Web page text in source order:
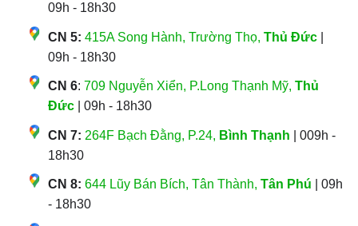
09h - 18h30
CN 5: 415A Song Hành, Trường Thọ, Thủ Đức
09h - 18h30
CN 6: 709 Nguyễn Xiển, P.Long Thạnh Mỹ, Thủ
Đức | 09h - 18h30
CN 7: 264F Bạch Đằng, P.24, Bình Thạnh | 009h -
18h30
CN 8: 644 Lũy Bán Bích, Tân Thành, Tân Phú | 09h
- 18h30